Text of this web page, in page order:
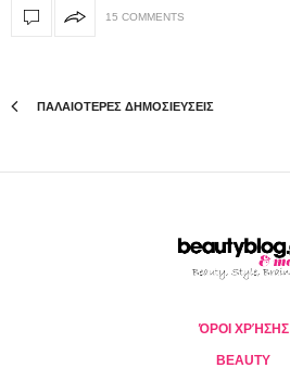
15 COMMENTS
ΠΑΛΑΙΟΤΕΡΕΣ ΔΗΜΟΣΙΕΥΣΕΙΣ
ΌΡΟΙ ΧΡΉΣΗΣ
BEAUTY